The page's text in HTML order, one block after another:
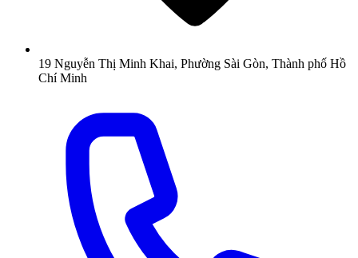
19 Nguyễn Thị Minh Khai, Phường Sài Gòn, Thành phố Hồ
Chí Minh